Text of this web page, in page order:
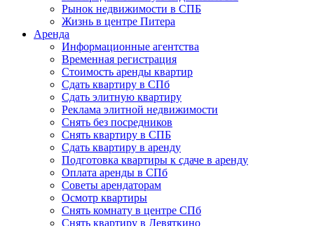
Рынок недвижимости в СПБ
Жизнь в центре Питера
Аренда
Информационные агентства
Временная регистрация
Стоимость аренды квартир
Сдать квартиру в СПб
Сдать элитную квартиру
Реклама элитной недвижимости
Снять без посредников
Снять квартиру в СПБ
Сдать квартиру в аренду
Подготовка квартиры к сдаче в аренду
Оплата аренды в СПб
Советы арендаторам
Осмотр квартиры
Снять комнату в центре СПб
Снять квартиру в Девяткино